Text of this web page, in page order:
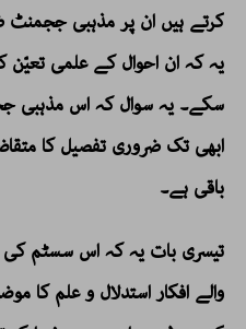
کرتے ہیں ان پر مذہبی
یہ کہ ان احوال کے علمی تعیّن
سکے۔ یہ سوال کہ اس مذہبی
ابھی تک ضروری تفصیل کا
باقی ہے۔
تیسری بات یہ کہ اس سسٹم کی
والے افکار استدلال و علم کا